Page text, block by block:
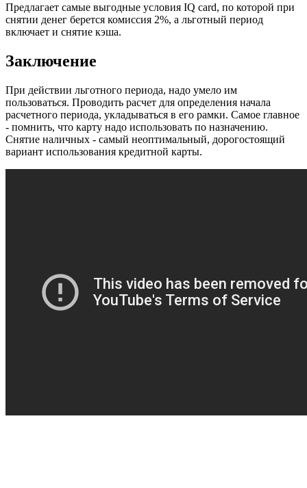
Предлагает самые выгодные условия IQ card, по которой при
снятии денег берется комиссия 2%, а льготный период
включает и снятие кэша.
Заключение
При действии льготного периода, надо умело им
пользоваться. Проводить расчет для определения начала
расчетного периода, укладываться в его рамки. Самое главное
- помнить, что карту надо использовать по назначению.
Снятие наличных - самый неоптимальный, дорогостоящий
вариант использования кредитной карты.